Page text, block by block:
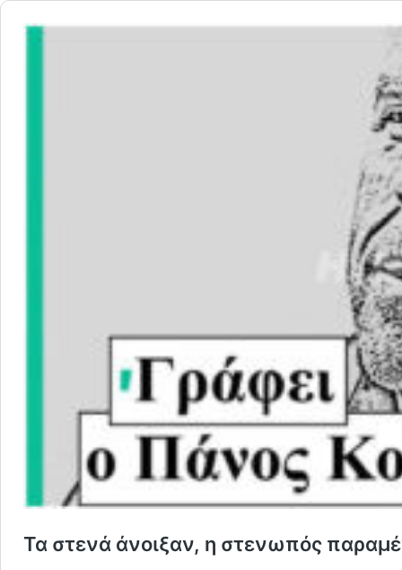
Τα στενά άνοιξαν, η στενωπός